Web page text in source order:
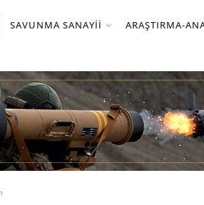
SAVUNMA SANAYII ARAŞTIRMA-